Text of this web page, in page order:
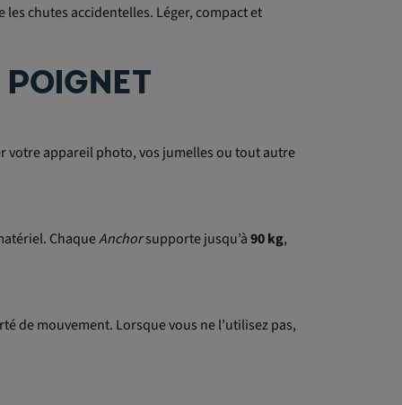
chutes accidentelles. Léger, compact et
votre appareil photo, vos jumelles ou tout autre
ChaqueAnchorsupporte jusqu’à90 kg,
de mouvement. Lorsque vous ne l’utilisez pas,